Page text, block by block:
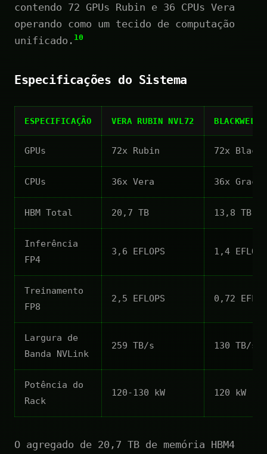
contendo 72 GPUs Rubin e 36 CPUs Vera
operando como um tecido de computação
unificado. 10
Especificações do Sistema
ESPECIFICAÇÃO VERA RUBIN NVL72 BLACKWELL
GPUs 72x Rubin 72x
CPUs 36x Vera 36x Grace
HBM Total 20,7 TB 13,8 TB
Inferência
FP4
3,6 EFLOPS 1,4 EFLOPS
Treinamento
FP8
2,5 EFLOPS 0,72
Largura de
Banda NVLink
259 TB/s 130 TB/s
Potência do
Rack
120-130 kW 120 kW
O agregado de 20,7 TB de memória HBM4